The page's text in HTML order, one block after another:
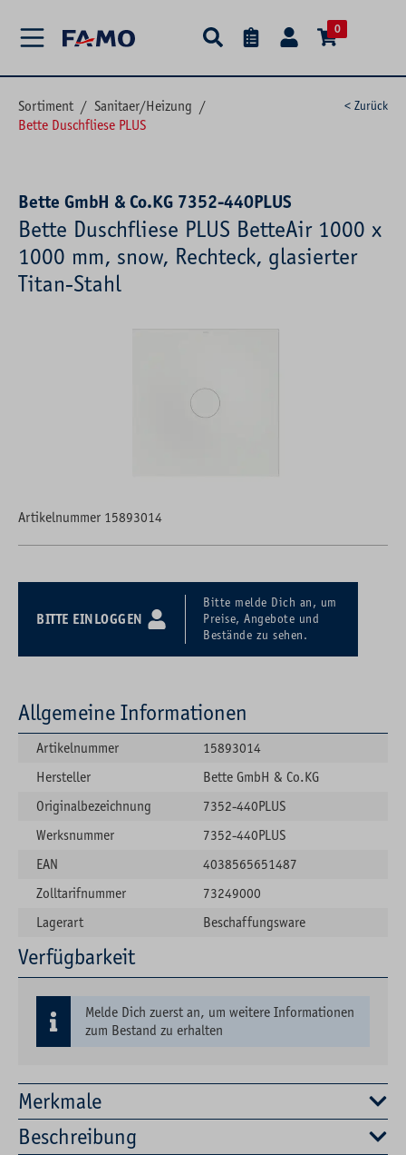
0
Sortiment / Sanitaer/Heizung /
Bette Duschfliese PLUS
< Zurück
Bette GmbH & Co.KG 7352-440PLUS
Bette Duschfliese PLUS BetteAir 1000 x
1000 mm, snow, Rechteck, glasierter
Titan-Stahl
Artikelnummer 15893014
BITTE EINLOGGEN
Bitte melde Dich an, um
Preise, Angebote und
Bestände zu sehen.
Merkmale
Beschreibung
Allgemeine Informationen
Artikelnummer
15893014
Hersteller
Bette GmbH & Co.KG
Originalbezeichnung
7352-440PLUS
Werksnummer
7352-440PLUS
EAN
4038565651487
Zolltarifnummer
73249000
Lagerart
Beschaffungsware
Verfügbarkeit
Melde Dich zuerst an, um weitere Informationen
zum Bestand zu erhalten